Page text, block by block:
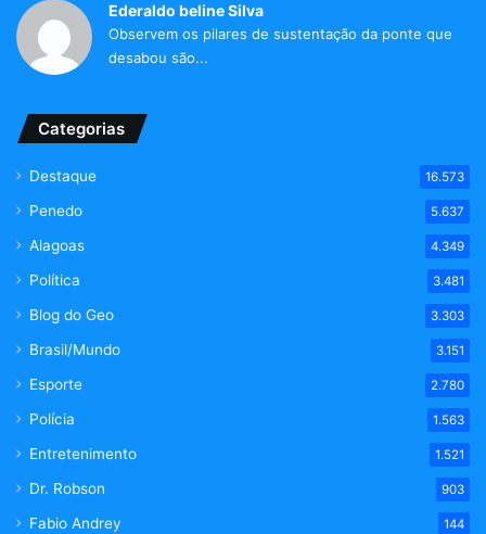
Ederaldo beline Silva
Observem os pilares de sustentação da ponte que
desabou são...
Categorias
Destaque 16.573
Penedo 5.637
Alagoas 4.349
Política 3.481
Blog do Geo 3.303
Brasil/Mundo 3.151
Esporte 2.780
Polícia 1.563
Entretenimento 1.521
Dr. Robson 903
Fabio Andrey 144